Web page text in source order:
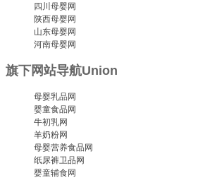
四川母婴网
陕西母婴网
山东母婴网
河南母婴网
旗下网站导航Union
母婴乳品网
婴童食品网
牛初乳网
羊奶粉网
母婴营养食品网
纸尿裤卫品网
婴童辅食网